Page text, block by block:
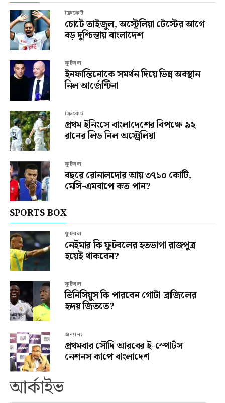
ক্রিকেট
চোটে তাইজুল, অস্ট্রেলিয়া টেস্টের আগে
বড় দুশ্চিন্তায় বাংলাদেশ
ফুটবল
ইনফান্তিনোকে সমর্থন দিয়ে ভিন্ন অবস্থান
নিল আর্জেন্টিনা
ক্রিকেট
প্রথম ইনিংসে বাংলাদেশের বিপক্ষে ৯২
রানের লিড নিল অস্ট্রেলিয়া
ফুটবল
বছরে রোনালদোর আয় ৩৭১০ কোটি,
মেসি-এমবাপে কত পান?
SPORTS BOX
ফুটবল
নেইমার কি ফুটবলের হতভাগা রাজপুত্র
হয়েই থাকবেন?
ফুটবল
ভিনিসিয়ুস কি পারবেন গোটা ব্রাজিলের
হৃদয় জিততে?
অন্যান্য
প্রথমবার সৌদি আরবের ই-স্পোর্টস
নেশনস কাপে বাংলাদেশ
আর্কাইভ